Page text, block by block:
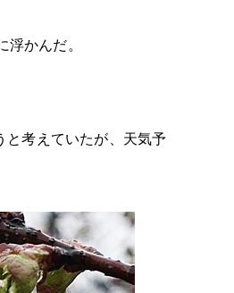
かんだ。
考えていたが、天気予